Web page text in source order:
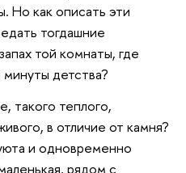
Но как описать эти
тогдашние
той комнаты, где
детства?
такого теплого,
в отличие от камня?
и одновременно
рядом с